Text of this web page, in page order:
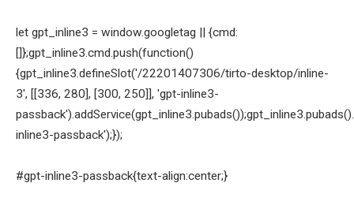
let gpt_inline3 = window.googletag || {cmd:
[]};gpt_inline3.cmd.push(function()
{gpt_inline3.defineSlot('/22201407306/tirto-desktop/inline-
3', [[336, 280], [300, 250]], 'gpt-inline3-
inline3-passback');});
#gpt-inline3-passback{text-align:center;}